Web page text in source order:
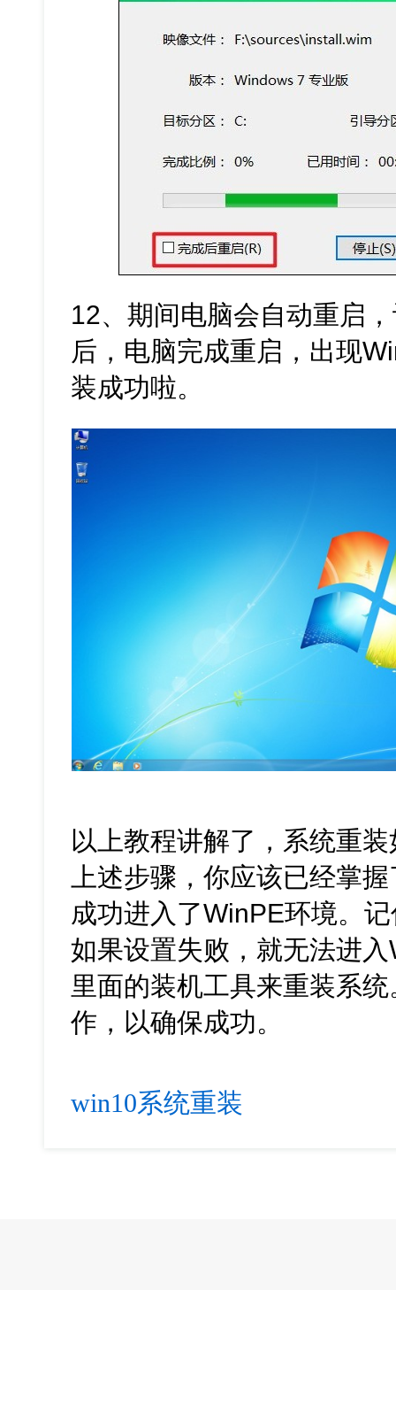
12、期间电脑会自动重启
后，电脑完成重启，出现
装成功啦。
以上教程讲解了，系统重
上述步骤，你应该已经掌
成功进入了WinPE环境。
如果设置失败，就无法进
里面的装机工具来重装系
作，以确保成功。
win10系统重装